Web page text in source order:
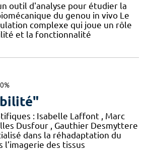
outil d'analyse pour étudier la
du genou in vivo Le
complexe qui joue un rôle
et la fonctionnalité
: Isabelle Laffont , Marc
Dusfour , Gauthier Desmyttere
dans la réhadaptation du
des tissus